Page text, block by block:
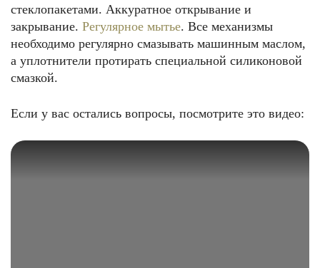
стеклопакетами. Аккуратное открывание и
закрывание. Регулярное мытье. Все механизмы
необходимо регулярно смазывать машинным маслом,
а уплотнители протирать специальной силиконовой
смазкой.
Если у вас остались вопросы, посмотрите это видео: